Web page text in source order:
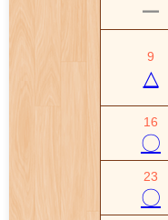
ー
9
△
16
〇
23
〇